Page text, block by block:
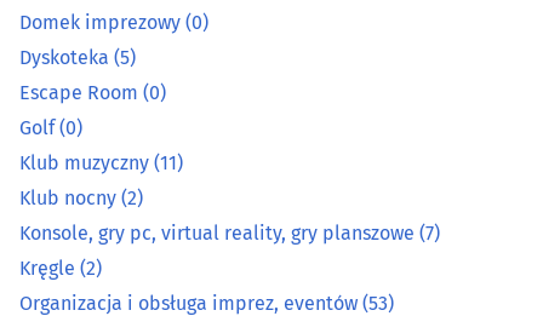
Plac zabaw(1)
Sala bankietowa
Salon VR(1)
Sporty motorowe
Strzelnica
Domek imprezowy (0)
Dyskoteka (5)
Escape Room (0)
Golf(0)
Klub muzyczny (11)
Klub nocny (2)
Konsole, gry pc, virtual reality, gry planszowe (7)
Kręgle (2)
Organizacja i obsługa imprez, eventów (53)